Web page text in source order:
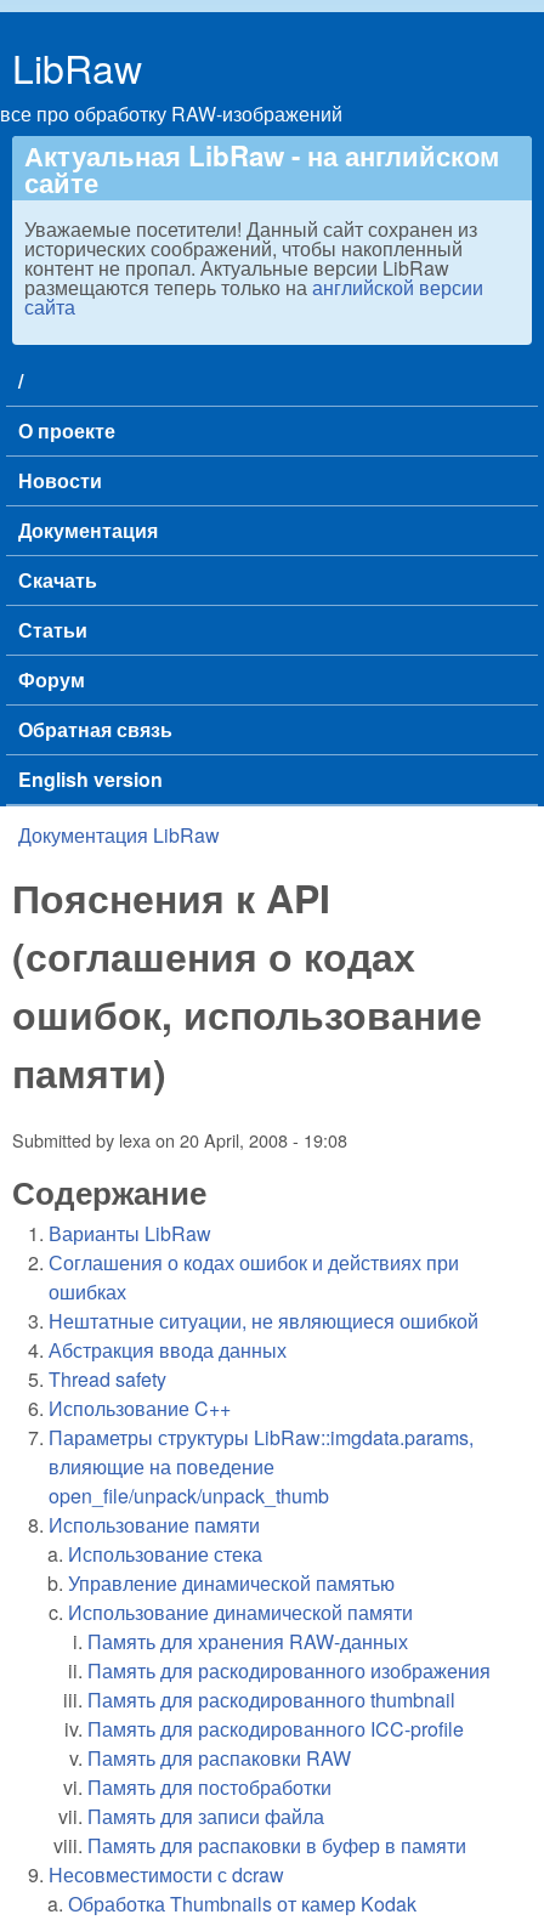
LibRaw
все про обработку RAW-изображений
Актуальная LibRaw - на английском
сайте
Уважаемые посетители! Данный сайт сохранен из
исторических соображений, чтобы накопленный
контент не пропал. Актуальные версии LibRaw
размещаются теперь только наанглийской версии
сайта
Main menu
/
О проекте
Новости
Документация
Скачать
Статьи
Форум
Обратная связь
English version
You are here
Документация LibRaw
Пояснения к API
(соглашения о кодах
ошибок, использование
памяти)
Submitted by lexa on 20 April, 2008 - 19:08
Содержание
Варианты LibRaw
Соглашения о кодах ошибок и действиях при
ошибках
Нештатные ситуации, не являющиеся ошибкой
Абстракция ввода данных
Thread safety
Использование C++
Параметры структуры LibRaw::imgdata.params,
влияющие на поведение
open_file/unpack/unpack_thumb
Использование памяти
Использование стека
Управление динамической памятью
Использование динамической памяти
Память для хранения RAW-данных
Память для раскодированного изображения
Память для раскодированного thumbnail
Память для раскодированного ICC-profile
Память для распаковки RAW
Память для постобработки
Память для записи файла
Память для распаковки в буфер в памяти
Несовместимости с dcraw
Обработка Thumbnails от камер Kodak